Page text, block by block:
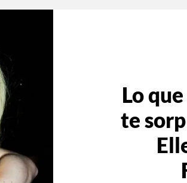
Lo
te